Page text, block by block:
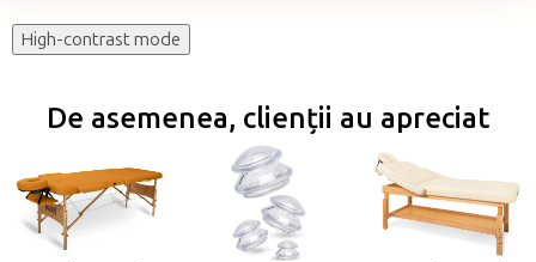
High-contrast mode
De asemenea, clienții au apreciat